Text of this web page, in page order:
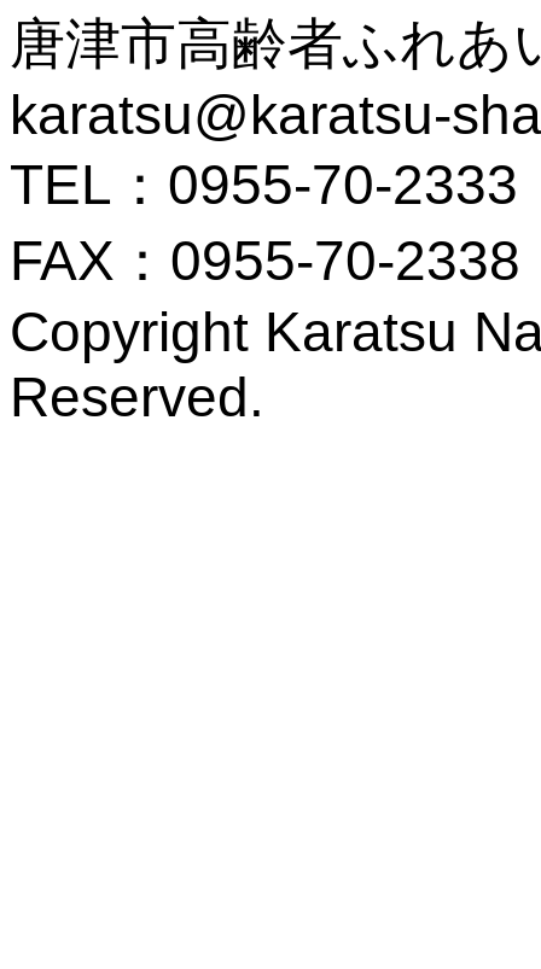
唐津市高齢者ふれあ
karatsu@karatsu-
TEL：0955-70-2333
FAX：0955-70-2338
Copyright Karatsu
Reserved.